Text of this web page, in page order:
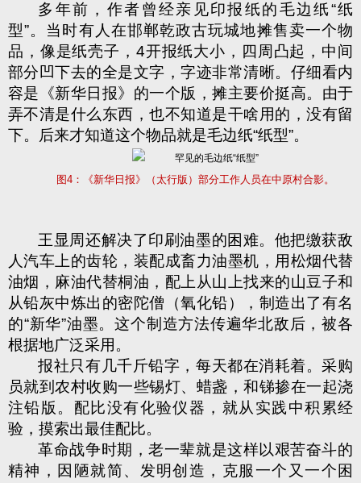
多年前，作者曾经亲见印报纸的毛边纸“纸
型”。 当时有人在邯郸乾政古玩城地摊售卖一个物
品，像是纸壳子，4开报纸大小，四周凸起，中间
部分凹下去的全是文字，字迹非常清晰。仔细看内
容是《新华日报》 的一个版，摊主要价挺高。由于
弄不清是什么东西，也不知道是干啥用的，没有留
下。 后来才知道这个物品就是毛边纸“纸型”。
图4：《新华日报》（太行版）部分工作人员在中原村合影。
王显周还解决了印刷油墨的困难。他把缴获敌
人汽车上的齿轮，装配成畜力油墨机，用松烟代替
油烟，麻油代替桐油，配上从山上找来的山豆子和
从铅灰中炼出的密陀僧（氧化铅），制造出了有名
的“新华”油墨。这个制造方法传遍华北敌后，被各
根据地广泛采用。
报社只有几千斤铅字，每天都在消耗着。采购
员就到农村收购一些锡灯、蜡盏，和锑掺在一起浇
注铅版。配比没有化验仪器，就从实践中积累经
验，摸索出最佳配比。
革命战争时期，老一辈就是这样以艰苦奋斗的
精神，因陋就简、发明创造，克服一个又一个困